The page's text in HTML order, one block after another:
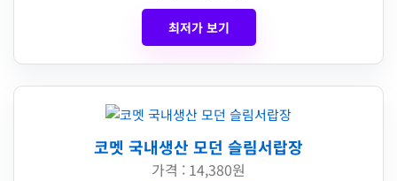
최저가 보기
코멧 국내생산 모던 슬림서랍장
가격 : 14,380원